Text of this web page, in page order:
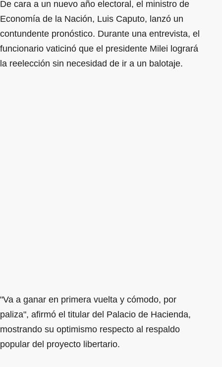
De cara a un nuevo año electoral, el ministro de
Economía de la Nación, Luis Caputo, lanzó un
contundente pronóstico. Durante una entrevista, el
funcionario vaticinó que el presidente Milei logrará
la reelección sin necesidad de ir a un balotaje.
"Va a ganar en primera vuelta y cómodo, por
paliza", afirmó el titular del Palacio de Hacienda,
mostrando su optimismo respecto al respaldo
popular del proyecto libertario.